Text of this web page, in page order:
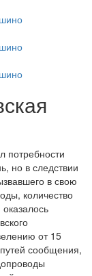
потребности
но в следствии
в свою
количество
от 15
сообщения,